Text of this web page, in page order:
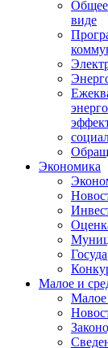
Общее
виде
Экономика
Малое и
Малое